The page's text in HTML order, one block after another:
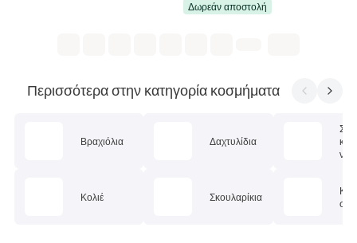
Δωρεάν αποστολή
Περισσότερα στην κατηγορία κοσμήματα
Βραχιόλια
Κολιέ
Δαχτυλίδια
Σκουλαρίκια
Σετ
ν